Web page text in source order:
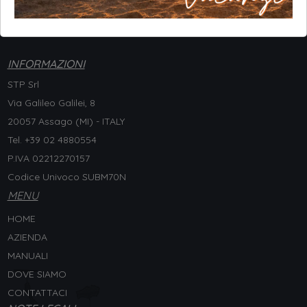
INFORMAZIONI
STP Srl
Via Galileo Galilei, 8
20057 Assago (MI) - ITALY
Tel. +39 02 4880554
P.IVA 02212270157
Codice Univoco SUBM70N
MENU
HOME
AZIENDA
MANUALI
DOVE SIAMO
CONTATTACI